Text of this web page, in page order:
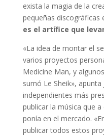
exista la magia de la
pequeñas discográficas
es el artífice que
«La idea de montar el
varios proyectos
Medicine Man, y
sumó Le Sheik»,
independientes más
publicar la música que
ponía en el mercado.
publicar todos estos